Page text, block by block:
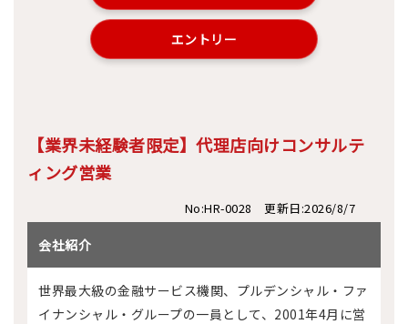
エントリー
【業界未経験者限定】代理店向けコンサルテ
ィング営業
No:HR-0028 更新日:2026/8/7
会社紹介
世界最大級の金融サービス機関、プルデンシャル・ファ
イナンシャル・グループの一員として、2001年4月に営